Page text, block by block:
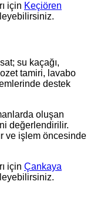
için Keçiören
su kaçağı,
tamiri, lavabo
destek
oluşan
değerlendirilir.
ve işlem öncesinde
için Çankaya